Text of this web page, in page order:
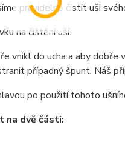
pravidelně čistit uši
na čištění uší.
vnikl do ucha a aby
případný špunt. Náš
po použití tohoto
na dvě části: